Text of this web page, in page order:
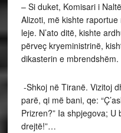
– Si duket, Komisari i
Alizoti, më kishte
leje. N’ato ditë, kishte
përveç kryeministrinë,
dikasterin e mbrendshëm.
-Shkoj në Tiranë. Vizitoj
parë, qi më bani, qe:
Prizren?” Ia shpjegova; U
drejtë!”…